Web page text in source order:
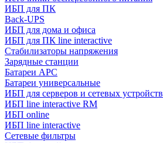
ИБП для ПК
Back-UPS
ИБП для дома и офиса
ИБП для ПК linе interactive
Стабилизаторы напряжения
Зарядные станции
Батареи APC
Батареи универсальные
ИБП для серверов и сетевых устройств
ИБП line interactive RM
ИБП online
ИБП linе interactive
Сетевые фильтры